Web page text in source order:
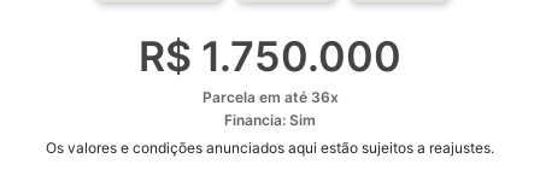
R$ 1.750.000
Parcela em até 36x
Financia: Sim
Os valores e condições anunciados aqui estão sujeitos a reajustes.